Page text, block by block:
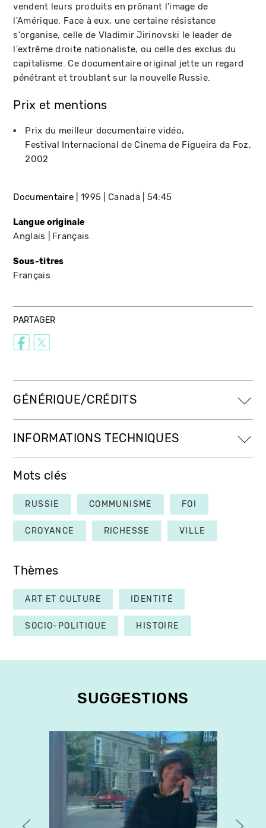
vendent leurs produits en prônant l'image de
l'Amérique. Face à eux, une certaine résistance
s'organise, celle de Vladimir Jirinovski le leader de
l'extrême droite nationaliste, ou celle des exclus du
capitalisme. Ce documentaire original jette un regard
pénétrant et troublant sur la nouvelle Russie.
Prix et mentions
Prix du meilleur documentaire vidéo
Festival Internacional de Cinema de Figueira da Foz
2002
Documentaire 1995 Canada 54:45
Langue originale
Anglais Français
Sous-titres
Français
PARTAGER
GÉNÉRIQUE/CRÉDITS
INFORMATIONS TECHNIQUES
Mots clés
RUSSIE COMMUNISME FOI
CROYANCE RICHESSE VILLE
Thèmes
ART ET CULTURE IDENTITÉ
SOCIO-POLITIQUE HISTOIRE
SUGGESTIONS